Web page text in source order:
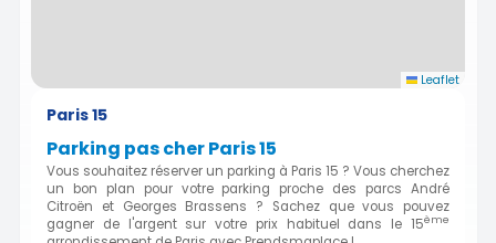
Leaflet
Paris 15
Parking pas cher Paris 15
Vous souhaitez réserver un parking à Paris 15 ? Vous cherchez
un bon plan pour votre parking proche des parcs André
Citroën et Georges Brassens ? Sachez que vous pouvez
gagner de l'argent sur votre prix habituel dans le 15ème